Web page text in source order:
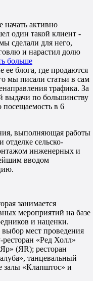
начать активно
один такой клиент -
сделали для него,
и нарастил долю
больше
ее блога, где продаются
мы писали статьи в сам
трафика. За
выдачи по большинству
посещаемость в 6
выполняющая работы
отделке сельско-
инженерных и
вводом
занимается
мероприятий на базе
и наценки.
мест проведения
«Ред Холл»
(ЯR); ресторан
танцевальный
залы «Клапштос» и